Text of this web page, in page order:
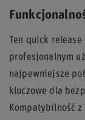
Ten quick
profesjonalnym
najpewniejsze
kluczowe dla
Kompatybilność